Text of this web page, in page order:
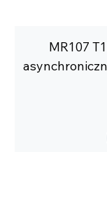
MR107